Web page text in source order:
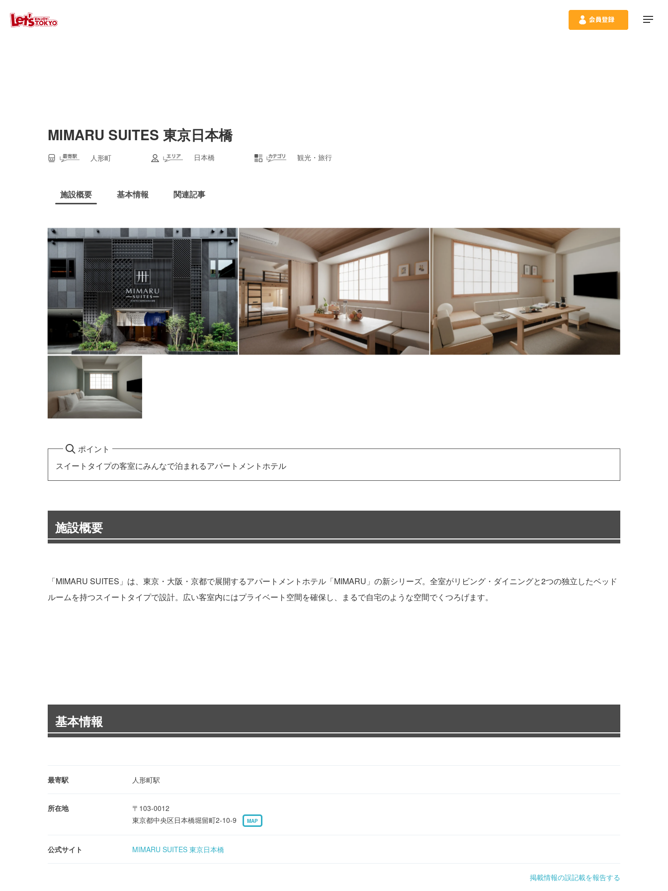
MIMARU SUITES 東京日本橋
人形町 日本橋 観光・旅行
施設概要 基本情報 関連記事
ポイント
スイートタイプの客室にみんなで泊まれるアパートメントホテル
施設概要
「MIMARU SUITES」は、東京・大阪・京都で展開するアパートメントホテル「MIMARU」の新シリーズ。全室がリビング・ダイニングと2つの独立したベッド
ルームを持つスイートタイプで設計。広い客室内にはプライベート空間を確保し、まるで自宅のような空間でくつろげます。
基本情報
最寄駅 人形町駅
所在地
〒103-0012
東京都中央区日本橋堀留町2-10-9
MAP
公式サイト MIMARU SUITES 東京日本橋
掲載情報の誤記載を報告する